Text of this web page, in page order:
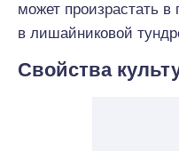
может произрастать в
в лишайниковой
Свойства